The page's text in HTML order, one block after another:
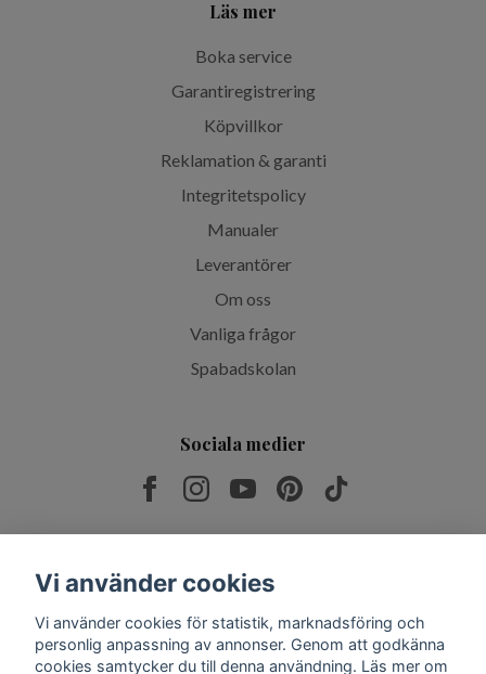
Läs mer
Boka service
Garantiregistrering
Köpvillkor
Reklamation & garanti
Integritetspolicy
Manualer
Leverantörer
Om oss
Vanliga frågor
Spabadskolan
Sociala medier
Prenumerera på vårt nyhetsbrev
Prenumerera
Vi använder cookies
Vi använder cookies för statistik, marknadsföring och
personlig anpassning av annonser. Genom att godkänna
cookies samtycker du till denna användning. Läs mer om